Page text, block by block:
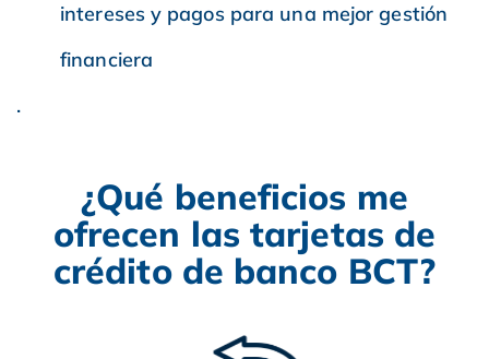
intereses y pagos para una mejor gestión
financiera
.
¿Qué beneficios me
ofrecen las tarjetas de
crédito de banco BCT?